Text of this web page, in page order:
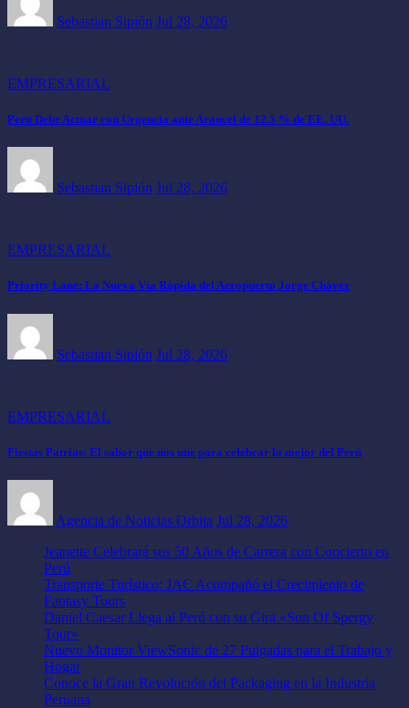
Sebastian Sipión Jul 28, 2026
EMPRESARIAL
Perú Debe Actuar con Urgencia ante Arancel de 12.5 % de EE. UU.
Sebastian Sipión Jul 28, 2026
EMPRESARIAL
Priority Lane: La Nueva Vía Rápida del Aeropuerto Jorge Chávez
Sebastian Sipión Jul 28, 2026
EMPRESARIAL
Fiestas Patrias: El sabor que nos une para celebrar lo mejor del Perú
Agencia de Noticias Orbita Jul 28, 2026
Jeanette Celebrará sus 50 Años de Carrera con Concierto en
Perú
Transporte Turístico: JAC Acompañó el Crecimiento de
Fantasy Tours
Daniel Caesar Llega al Perú con su Gira «Son Of Spergy
Tour»
Nuevo Monitor ViewSonic de 27 Pulgadas para el Trabajo y
Hogar
Conoce la Gran Revolución del Packaging en la Industria
Peruana